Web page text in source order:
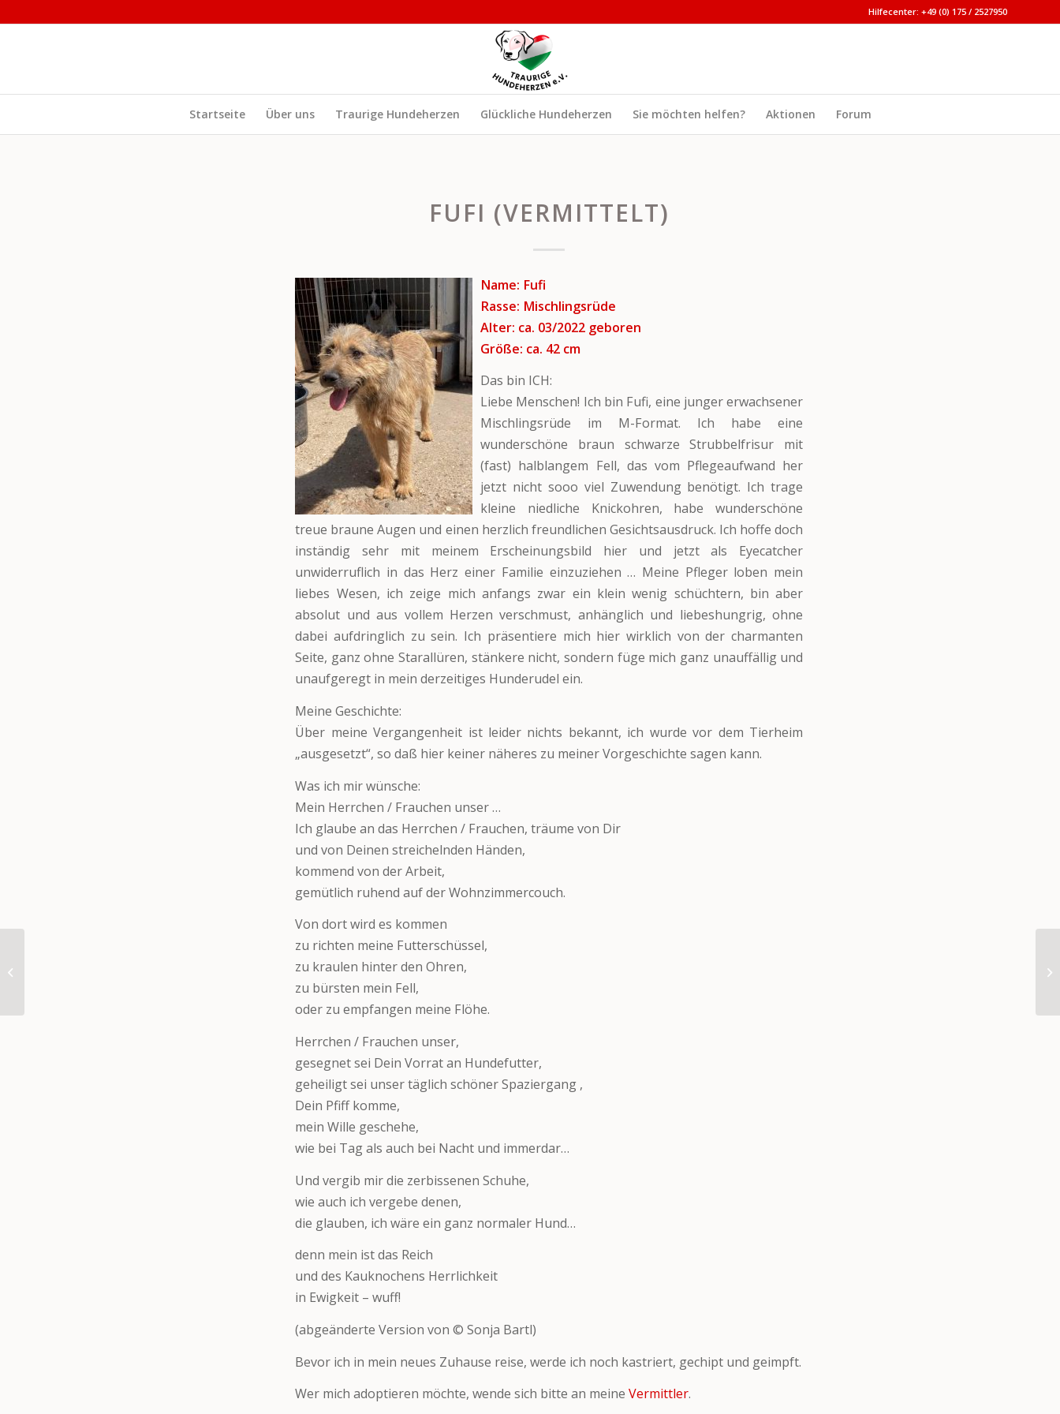
Hilfecenter: +49 (0) 175 / 2527950
Startseite Über uns Traurige Hundeherzen Glückliche Hundeherzen Sie möchten helfen? Aktionen Forum
FUFI (VERMITTELT)
Name: Fufi
Rasse: Mischlingsrüde
Alter: ca. 03/2022 geboren
Größe: ca. 42 cm
Das bin ICH:
Liebe Menschen! Ich bin Fufi, eine junger erwachsener
Mischlingsrüde im M-Format. Ich habe eine
wunderschöne braun schwarze Strubbelfrisur mit
(fast) halblangem Fell, das vom Pflegeaufwand her
jetzt nicht sooo viel Zuwendung benötigt. Ich trage
kleine niedliche Knickohren, habe wunderschöne
treue braune Augen und einen herzlich freundlichen Gesichtsausdruck. Ich hoffe doch
inständig sehr mit meinem Erscheinungsbild hier und jetzt als Eyecatcher
unwiderruflich in das Herz einer Familie einzuziehen … Meine Pfleger loben mein
liebes Wesen, ich zeige mich anfangs zwar ein klein wenig schüchtern, bin aber
absolut und aus vollem Herzen verschmust, anhänglich und liebeshungrig, ohne
dabei aufdringlich zu sein. Ich präsentiere mich hier wirklich von der charmanten
Seite, ganz ohne Starallüren, stänkere nicht, sondern füge mich ganz unauffällig und
unaufgeregt in mein derzeitiges Hunderudel ein.
Meine Geschichte:
Über meine Vergangenheit ist leider nichts bekannt, ich wurde vor dem Tierheim
„ausgesetzt“, so daß hier keiner näheres zu meiner Vorgeschichte sagen kann.
Was ich mir wünsche:
Mein Herrchen / Frauchen unser …
Ich glaube an das Herrchen / Frauchen, träume von Dir
und von Deinen streichelnden Händen,
kommend von der Arbeit,
gemütlich ruhend auf der Wohnzimmercouch.
Von dort wird es kommen
zu richten meine Futterschüssel,
zu kraulen hinter den Ohren,
zu bürsten mein Fell,
oder zu empfangen meine Flöhe.
Herrchen / Frauchen unser,
gesegnet sei Dein Vorrat an Hundefutter,
geheiligt sei unser täglich schöner Spaziergang ,
Dein Pfiff komme,
mein Wille geschehe,
wie bei Tag als auch bei Nacht und immerdar…
Und vergib mir die zerbissenen Schuhe,
wie auch ich vergebe denen,
die glauben, ich wäre ein ganz normaler Hund…
denn mein ist das Reich
und des Kauknochens Herrlichkeit
in Ewigkeit – wuff!
(abgeänderte Version von © Sonja Bartl)
Bevor ich in mein neues Zuhause reise, werde ich noch kastriert, gechipt und geimpft.
Wer mich adoptieren möchte, wende sich bitte an meineVermittler.